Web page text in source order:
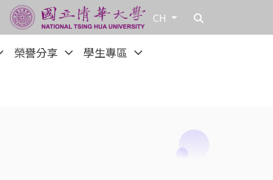
CH
榮譽分享 學生專區